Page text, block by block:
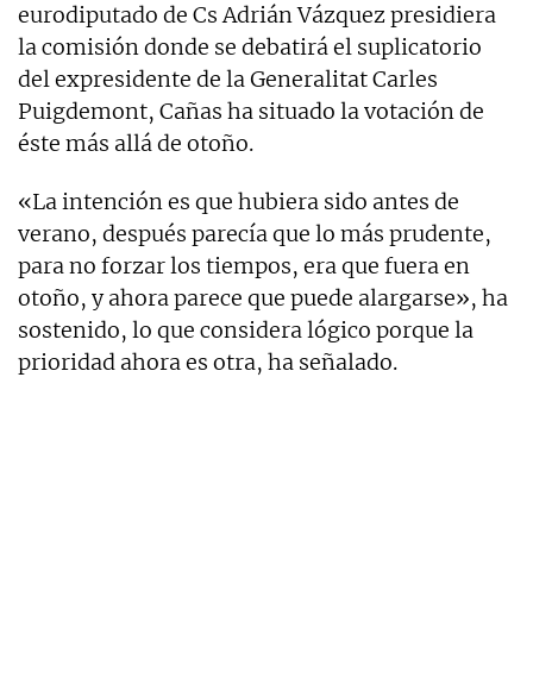
eurodiputado de Cs Adrián Vázquez presidiera
la comisión donde se debatirá el suplicatorio
del expresidente de la Generalitat Carles
Puigdemont, Cañas ha situado la votación de
éste más allá de otoño.
«La intención es que hubiera sido antes de
verano, después parecía que lo más prudente,
para no forzar los tiempos, era que fuera en
otoño, y ahora parece que puede alargarse», ha
sostenido, lo que considera lógico porque la
prioridad ahora es otra, ha señalado.